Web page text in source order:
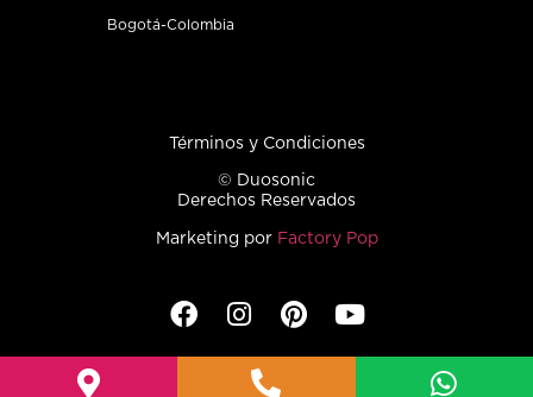
Bogotá-Colombia
Términos y Condiciones
© Duosonic
Derechos Reservados
Marketing por Factory Pop